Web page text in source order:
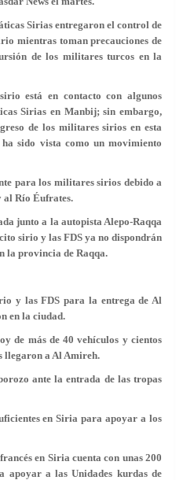
Sirias entregaron el control de
mientras toman precauciones de
de los militares turcos en la
está en contacto con algunos
Sirias en Manbij; sin embargo,
de los militares sirios en esta
sido vista como un movimiento
para los militares sirios debido a
al Río Éufrates.
junto a la autopista Alepo-Raqqa
sirio y las FDS ya no dispondrán
la provincia de Raqqa.
y las FDS para la entrega de Al
en la ciudad.
de más de 40 vehículos y cientos
llegaron a Al Amireh.
ante la entrada de las tropas
en Siria para apoyar a los
en Siria cuenta con unas 200
apoyar a las Unidades kurdas de